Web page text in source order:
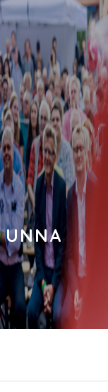
UNNA